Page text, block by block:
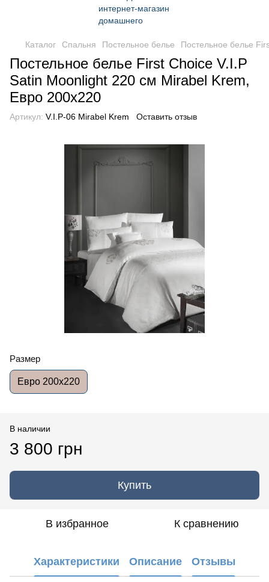
Каталог Спальня Постельное белье Постельное белье
Постельное белье First Choice V.I.P
Satin Moonlight 220 см Mirabel Krem,
Евро 200x220
Артикул: V.I.P-06 Mirabel Krem Оставить отзыв
Размер
Евро 200x220
В наличии
3 800 грн
Купить
В избранное К сравнению
Характеристики Описание Отзывы